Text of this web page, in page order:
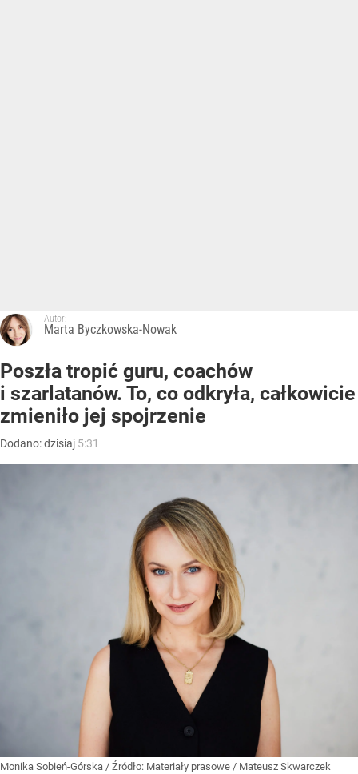
Autor:
Marta Byczkowska-Nowak
Poszła tropić guru, coachów
i szarlatanów. To, co odkryła, całkowicie
zmieniło jej spojrzenie
Dodano:dzisiaj 5:31
Monika Sobień-Górska / Źródło: Materiały prasowe / Mateusz Skwarczek